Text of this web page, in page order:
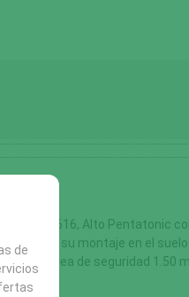
-945102616, Alto Pentatonic
para su montaje en el
años. Área de seguridad 1.50
de